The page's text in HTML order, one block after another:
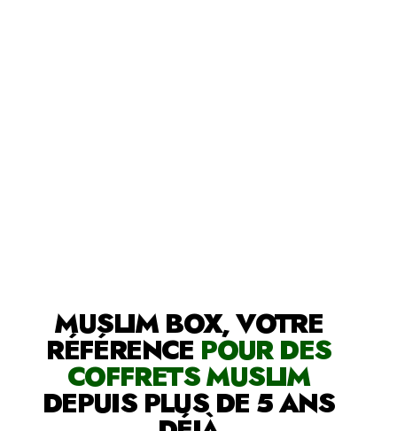
MUSLIM BOX, VOTRE
RÉFÉRENCE POUR DES
COFFRETS MUSLIM
DEPUIS PLUS DE 5 ANS